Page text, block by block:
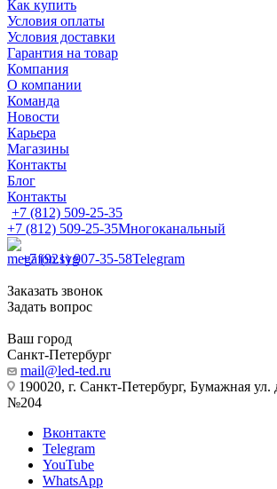
Как купить
Условия оплаты
Условия доставки
Гарантия на товар
Компания
О компании
Команда
Новости
Карьера
Магазины
Контакты
Блог
Контакты
+7 (812) 509-25-35
+7 (812) 509-25-35Многоканальный
+7 (921) 907-35-58Telegram
Заказать звонок
Задать вопрос
Ваш город
Санкт-Петербург
mail@led-ted.ru
190020, г. Санкт-Петербург, Бумажная
№204
Вконтакте
Telegram
YouTube
WhatsApp